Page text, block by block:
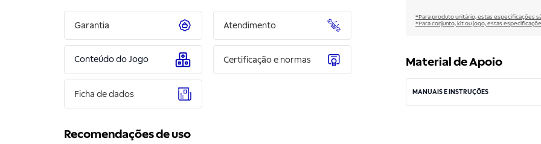
Garantia Atendimento
Conteúdo do Jogo Certificação e normas
Ficha de dados
Recomendações de uso
*Para produto unitário, estas especificações
*Para conjunto, kit ou jogo, estas
Material de Apoio
MANUAIS E INSTRUÇÕES